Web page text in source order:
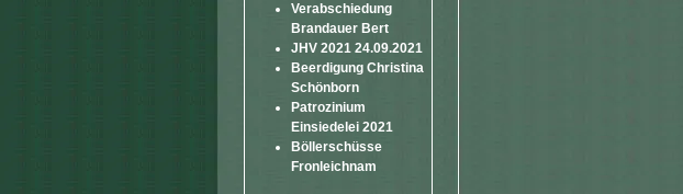
Verabschiedung
Brandauer Bert
JHV 2021 24.09.2021
Beerdigung Christina
Schönborn
Patrozinium
Einsiedelei 2021
Böllerschüsse
Fronleichnam